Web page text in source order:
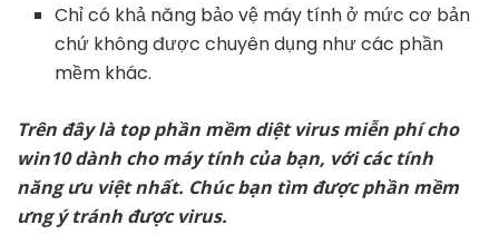
Chỉ có khả năng bảo vệ máy tính ở mức cơ bản
chứ không được chuyên dụng như các phần
mềm khác.
Trên đây là top phần mềm diệt virus miễn phí cho
win10 dành cho máy tính của bạn, với các tính
năng ưu việt nhất. Chúc bạn tìm được phần mềm
ưng ý tránh được virus.